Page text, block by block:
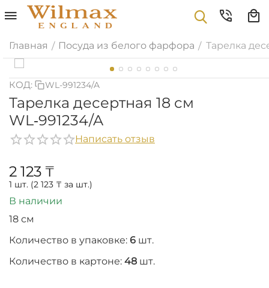
Главная / Посуда из белого фарфора / Тарелка
КОД: WL-991234/A
Тарелка десертная 18 см
WL‑991234/A
Написать отзыв
2 123 ₸
1 шт. (2 123 ₸ за шт.)
В наличии
18 см
Количество в упаковке: 6 шт.
Количество в картоне: 48 шт.